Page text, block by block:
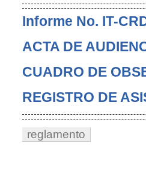
Informe No. IT-
ACTA DE
CUADRO DE
REGISTRO DE
reglamento